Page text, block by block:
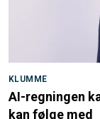
KLUMME
AI-regningen
kan følge med